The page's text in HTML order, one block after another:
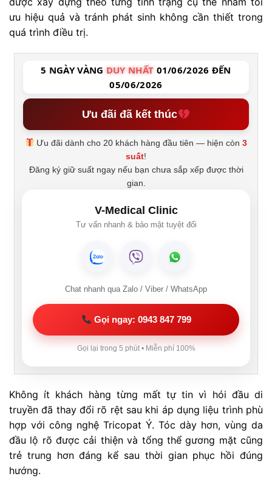
ưu hiệu quả và tránh phát sinh không cần thiết trong
quá trình điều trị.
5 NGÀY VÀNG DUY NHẤT 01/06/2026 ĐẾN
05/06/2026
Ưu đãi đã kết thúc
Ưu đãi dành cho 20 khách hàng đầu tiên — hiện còn3
suất!
Đăng ký giữ suất ngay nếu bạn chưa sắp xếp được thời
gian.
V-Medical Clinic
Tư vấn nhanh & bảo mật tuyệt đối
Chat nhanh qua Zalo / Viber / WhatsApp
Gọi ngay: 0943 847 799
Gọi lại trong 5 phút • Miễn phí 100%
Không ít khách hàng từng mất tự tin vì hói đầu di
truyền đã thay đổi rõ rệt sau khi áp dụng liệu trình phù
hợp với công nghệ Tricopat Ý. Tóc dày hơn, vùng da
đầu lộ rõ được cải thiện và tổng thể gương mặt cũng
trẻ trung hơn đáng kể sau thời gian phục hồi đúng
hướng.